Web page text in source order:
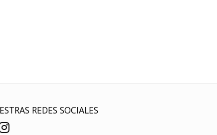
REDES SOCIALES